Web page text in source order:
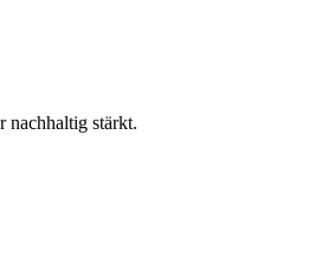
nachhaltig stärkt.